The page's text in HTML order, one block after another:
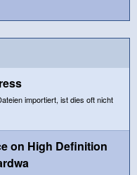
importiert, ist dies oft nicht
on High Definition